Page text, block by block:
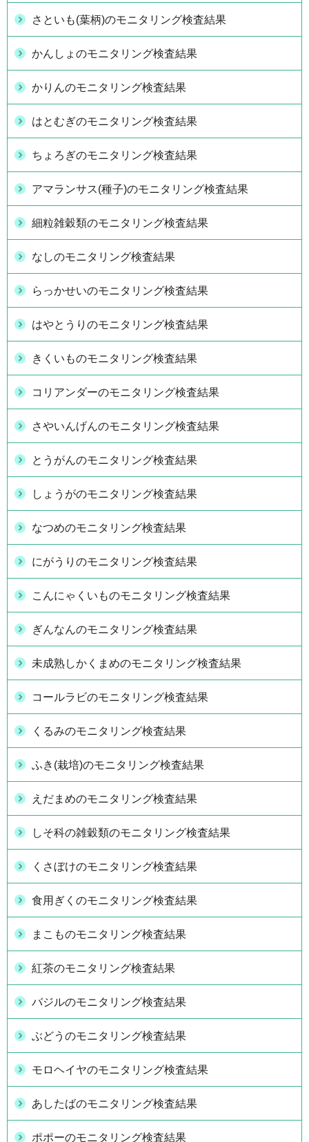
さといも(葉柄)のモニタリング検査結果
かんしょのモニタリング検査結果
かりんのモニタリング検査結果
はとむぎのモニタリング検査結果
ちょろぎのモニタリング検査結果
アマランサス(種子)のモニタリング検査結果
細粒雑穀類のモニタリング検査結果
なしのモニタリング検査結果
らっかせいのモニタリング検査結果
はやとうりのモニタリング検査結果
きくいものモニタリング検査結果
コリアンダーのモニタリング検査結果
さやいんげんのモニタリング検査結果
とうがんのモニタリング検査結果
しょうがのモニタリング検査結果
なつめのモニタリング検査結果
にがうりのモニタリング検査結果
こんにゃくいものモニタリング検査結果
ぎんなんのモニタリング検査結果
未成熟しかくまめのモニタリング検査結果
コールラビのモニタリング検査結果
くるみのモニタリング検査結果
ふき(栽培)のモニタリング検査結果
えだまめのモニタリング検査結果
しそ科の雑穀類のモニタリング検査結果
くさぼけのモニタリング検査結果
食用ぎくのモニタリング検査結果
まこものモニタリング検査結果
紅茶のモニタリング検査結果
バジルのモニタリング検査結果
ぶどうのモニタリング検査結果
モロヘイヤのモニタリング検査結果
あしたばのモニタリング検査結果
ポポーのモニタリング検査結果